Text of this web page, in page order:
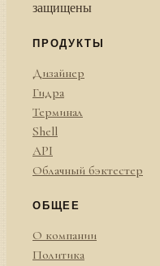
защищены
ПРОДУКТЫ
Дизайнер
Гидра
Терминал
Shell
API
Облачный бэктестер
ОБЩЕЕ
О компании
Политика